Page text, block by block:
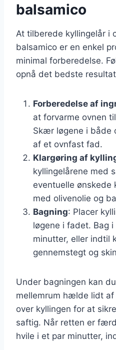
balsamico
At tilberede kyllingelår i
balsamico er en enkel
minimal forberedelse.
opnå det bedste
Forberedelse af
at forvarme ovnen
Skær løgene i både
af et ovnfast fad.
Klargøring af
kyllingelårene med
eventuelle ønskede
med olivenolie og
Bagning: Placer
løgene i fadet. Bag
minutter, eller indtil
gennemstegt og
Under bagningen kan
mellemrum hælde lidt
over kyllingen for at
saftig. Når retten er
hvile i et par minutter,